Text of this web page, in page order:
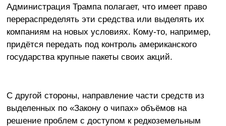
Администрация Трампа полагает, что имеет право
перераспределять эти средства или выделять их
компаниям на новых условиях. Кому-то, например,
придётся передать под контроль американского
государства крупные пакеты своих акций.
С другой стороны, направление части средств из
выделенных по «Закону о чипах» объёмов на
решение проблем с доступом к редкоземельным